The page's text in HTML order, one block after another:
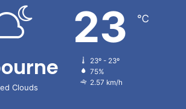
Clouds
23 ℃
23º - 23º
75%
2.57 km/h